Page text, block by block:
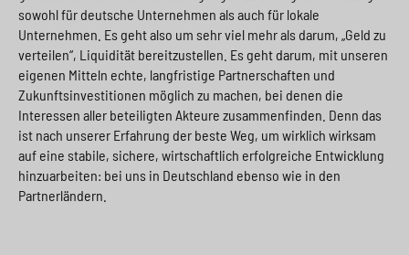
sowohl für deutsche Unternehmen als auch für lokale
Unternehmen. Es geht also um sehr viel mehr als darum, „Geld zu
verteilen“, Liquidität bereitzustellen. Es geht darum, mit unseren
eigenen Mitteln echte, langfristige Partnerschaften und
Zukunftsinvestitionen möglich zu machen, bei denen die
Interessen aller beteiligten Akteure zusammenfinden. Denn das
ist nach unserer Erfahrung der beste Weg, um wirklich wirksam
auf eine stabile, sichere, wirtschaftlich erfolgreiche Entwicklung
hinzuarbeiten: bei uns in Deutschland ebenso wie in den
Partnerländern.